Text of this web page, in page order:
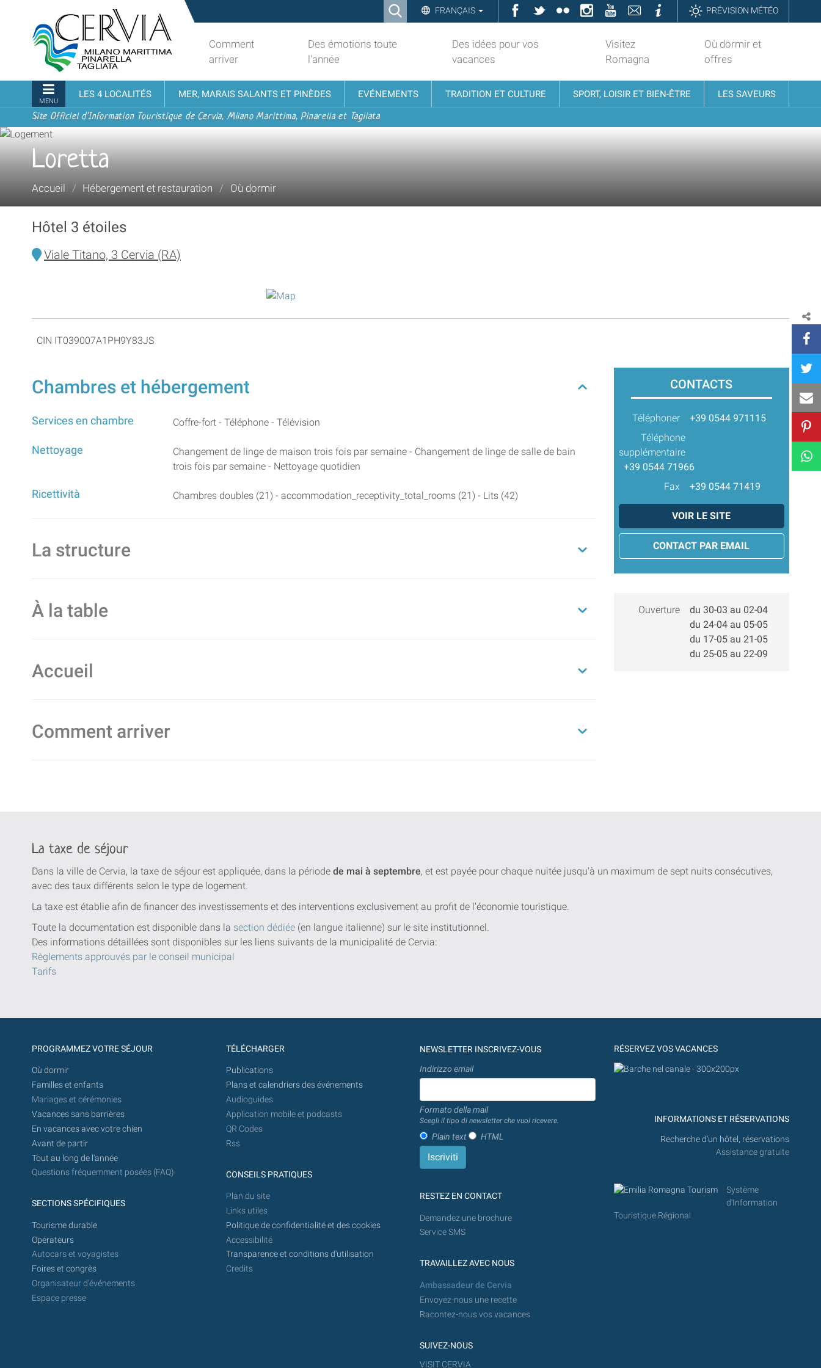
contenu.
à
navigation
Ricerca
Search…
FRANÇAIS Facebook
TwitterFlickrInstagramYouTubeContattiInformazioniPRÉVISION MÉTÉO
turistico
ufficiale
Cervia,
Milano
Marittima,
Pinarella,
Tagliata
Comment
arriver
Des émotions toute
l'année
Des idées pour vos
vacances
Visitez
Romagna
Où dormir et
offres
Navigation
MENU
LES 4 LOCALITÉS MER, MARAIS SALANTS ET PINÈDES EVÉNEMENTS TRADITION ET CULTURE SPORT, LOISIR ET BIEN-ÊTRE LES SAVEURS
Site Officiel d'Information Touristique de Cervia, Milano Marittima, Pinarella et Tagliata
Loretta
Vous
Accueil / Hébergement et restauration / Où dormir
Hôtel 3 étoiles
Viale Titano, 3 Cervia (RA)
CIN IT039007A1PH9Y83JS
Chambres et hébergement
Services en chambre Coffre-fort - Téléphone - Télévision
Nettoyage
Changement de linge de maison trois fois par semaine - Changement de linge de salle de bain
trois fois par semaine - Nettoyage quotidien
Ricettività Chambres doubles (21) - accommodation_receptivity_total_rooms (21) - Lits (42)
La structure
À la table
Accueil
Comment arriver
CONTACTS
Téléphoner
+39 0544 971115
Téléphone
supplémentaire
+39 0544 71966
Fax
+39 0544 71419
VOIR LE SITE
CONTACT PAR EMAIL
Ouverture
du 30-03 au 02-04
du 24-04 au 05-05
du 17-05 au 21-05
du 25-05 au 22-09
La taxe de séjour
Dans la ville de Cervia, la taxe de séjour est appliquée, dans la période de mai à septembre, et est payée pour chaque nuitée jusqu'à un maximum de sept nuits consécutives,
avec des taux différents selon le type de logement.
La taxe est établie afin de financer des investissements et des interventions exclusivement au profit de l'économie touristique.
Toute la documentation est disponible dans la section dédiée (en langue italienne) sur le site institutionnel.
Des informations détaillées sont disponibles sur les liens suivants de la municipalité de Cervia:
Règlements approuvés par le conseil municipal
Tarifs
PROGRAMMEZ VOTRE SÉJOUR
Où dormir
Familles et enfants
Mariages et cérémonies
Vacances sans barrières
En vacances avec votre chien
Avant de partir
Tout au long de l'année
Questions fréquemment posées (FAQ)
SECTIONS SPÉCIFIQUES
Tourisme durable
Opérateurs
Autocars et voyagistes
Foires et congrès
Organisateur d'événements
Espace presse
TÉLÉCHARGER
Publications
Plans et calendriers des événements
Audioguides
Application mobile et podcasts
QR Codes
Rss
CONSEILS PRATIQUES
Plan du site
Links utiles
Politique de confidentialité et des cookies
Accessibilité
Transparence et conditions d'utilisation
Credits
NEWSLETTER INSCRIVEZ-VOUS
Indirizzo email
Formato della mail
Scegli il tipo di newsletter che vuoi ricevere.
Plain text HTML
RESTEZ EN CONTACT
Demandez une brochure
Service SMS
TRAVAILLEZ AVEC NOUS
Ambassadeur de Cervia
Envoyez-nous une recette
Racontez-nous vos vacances
SUIVEZ-NOUS
VISIT CERVIA
RÉSERVEZ VOS VACANCES
INFORMATIONS ET RÉSERVATIONS
Recherche d'un hôtel, réservations
Assistance gratuite
Système
d'Information
Touristique Régional